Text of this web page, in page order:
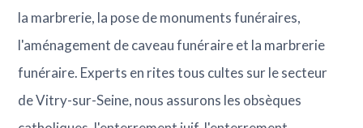
la marbrerie, la pose de monuments funéraires,
l'aménagement de caveau funéraire et la marbrerie
funéraire. Experts en rites tous cultes sur le secteur
de Vitry-sur-Seine, nous assurons les obsèques